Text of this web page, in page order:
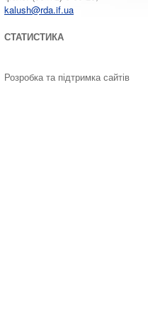
kalush@rda.if.ua
СТАТИСТИКА
Розробка та підтримка сайтів